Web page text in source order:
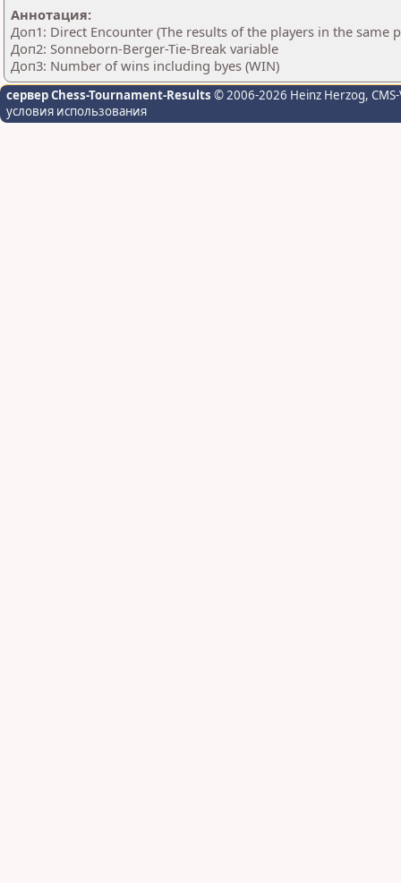
Аннотация:
Доп1: Direct Encounter (The results of the players in the same
Доп2: Sonneborn-Berger-Tie-Break variable
Доп3: Number of wins including byes (WIN)
сервер Chess-Tournament-Results © 2006-2026 Heinz Herzog,
условия использования